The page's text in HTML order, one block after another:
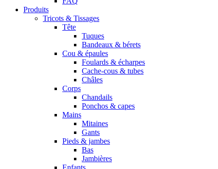
Produits
Tricots & Tissages
Tête
Tuques
Bandeaux & bérets
Cou & épaules
Foulards & écharpes
Cache-cous & tubes
Châles
Corps
Chandails
Ponchos & capes
Mains
Mitaines
Gants
Pieds & jambes
Bas
Jambières
Enfants